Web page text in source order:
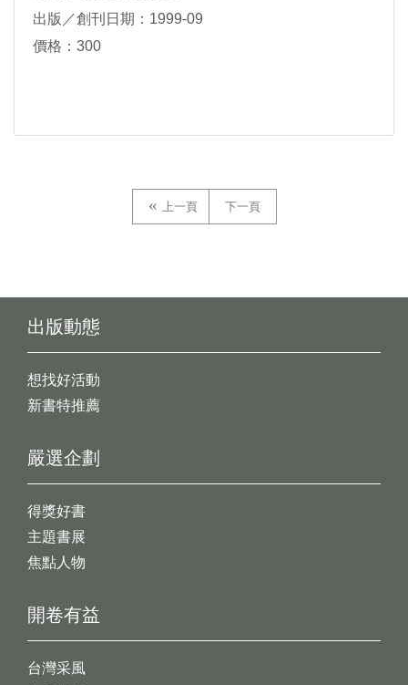
出版／創刊日期：1999-09
價格：300
上一頁 下一頁
出版動態
想找好活動
新書特推薦
開卷有益
台灣采風
嚴選企劃
得獎好書
主題書展
焦點人物